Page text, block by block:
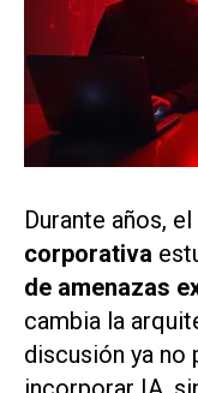
Durante años,
corporativa
de amenazas
cambia la
discusión ya no